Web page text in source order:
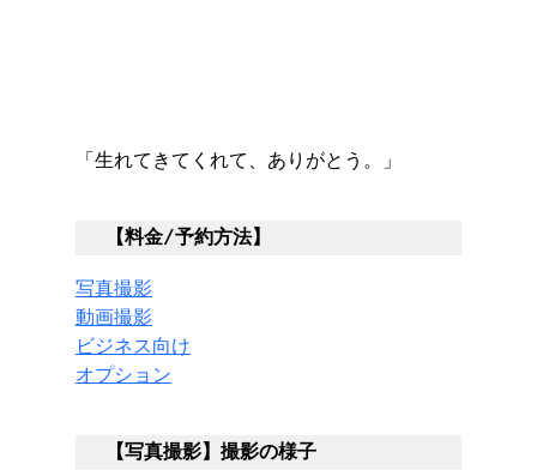
「生れてきてくれて、ありがとう。」
【料金/予約方法】
写真撮影
動画撮影
ビジネス向け
オプション
【写真撮影】撮影の様子